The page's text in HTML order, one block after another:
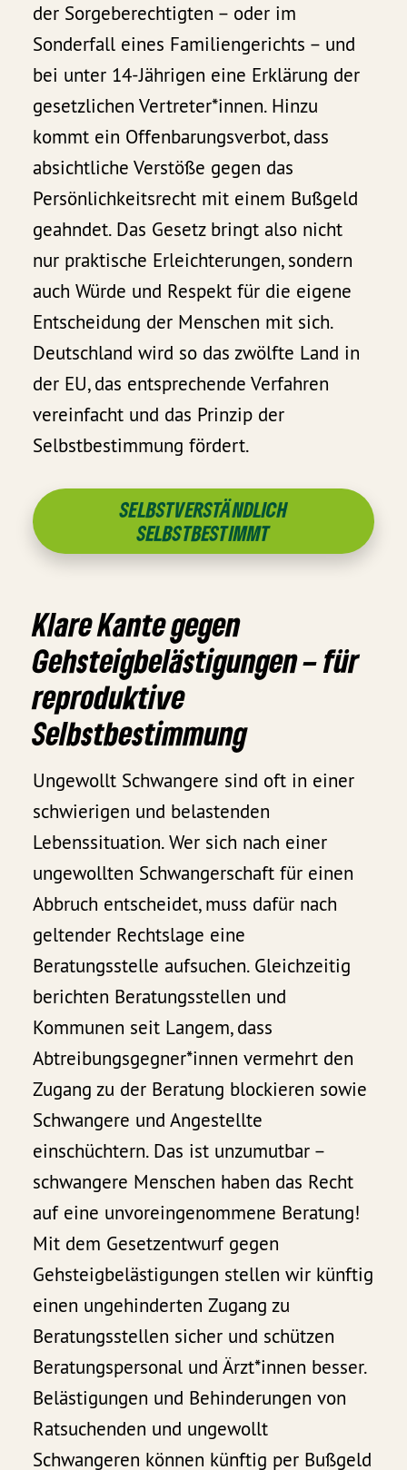
der Sorgeberechtigten – oder im
Sonderfall eines Familiengerichts – und
bei unter 14-Jährigen eine Erklärung der
gesetzlichen Vertreter*innen. Hinzu
kommt ein Offenbarungsverbot, dass
absichtliche Verstöße gegen das
Persönlichkeitsrecht mit einem Bußgeld
geahndet. Das Gesetz bringt also nicht
nur praktische Erleichterungen, sondern
auch Würde und Respekt für die eigene
Entscheidung der Menschen mit sich.
Deutschland wird so das zwölfte Land in
der EU, das entsprechende Verfahren
vereinfacht und das Prinzip der
Selbstbestimmung fördert.
SELBSTVERSTÄNDLICH
SELBSTBESTIMMT
Klare Kante gegen
Gehsteigbelästigungen – für
reproduktive
Selbstbestimmung
Ungewollt Schwangere sind oft in einer
schwierigen und belastenden
Lebenssituation. Wer sich nach einer
ungewollten Schwangerschaft für einen
Abbruch entscheidet, muss dafür nach
geltender Rechtslage eine
Beratungsstelle aufsuchen. Gleichzeitig
berichten Beratungsstellen und
Kommunen seit Langem, dass
Abtreibungsgegner*innen vermehrt den
Zugang zu der Beratung blockieren sowie
Schwangere und Angestellte
einschüchtern. Das ist unzumutbar –
schwangere Menschen haben das Recht
auf eine unvoreingenommene Beratung!
Mit dem Gesetzentwurf gegen
Gehsteigbelästigungen stellen wir künftig
einen ungehinderten Zugang zu
Beratungsstellen sicher und schützen
Beratungspersonal und Ärzt*innen besser.
Belästigungen und Behinderungen von
Ratsuchenden und ungewollt
Schwangeren können künftig per Bußgeld